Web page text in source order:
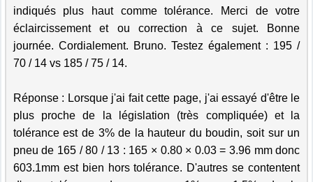
indiqués plus haut comme tolérance. Merci de votre
éclaircissement et ou correction à ce sujet. Bonne
journée. Cordialement. Bruno. Testez également : 195 /
70 / 14 vs 185 / 75 / 14.
Réponse : Lorsque j'ai fait cette page, j'ai essayé d'être le
plus proche de la législation (très compliquée) et la
tolérance est de 3% de la hauteur du boudin, soit sur un
pneu de 165 / 80 / 13 : 165 × 0.80 × 0.03 = 3.96 mm donc
603.1mm est bien hors tolérance. D'autres se contentent